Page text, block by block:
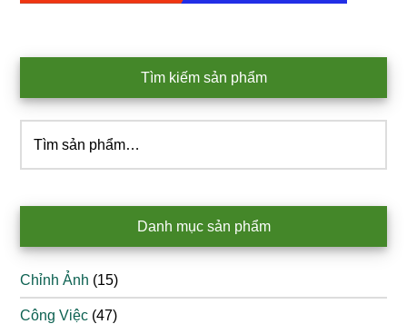
Tìm kiếm sản phẩm
kiếm:
Danh mục sản phẩm
Chỉnh Ảnh (15)
Công Việc (47)